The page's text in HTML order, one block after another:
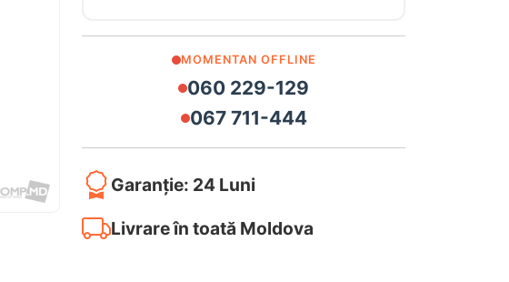
MOMENTAN OFFLINE
060 229-129
067 711-444
Garanție: 24 Luni
Livrare în toată Moldova